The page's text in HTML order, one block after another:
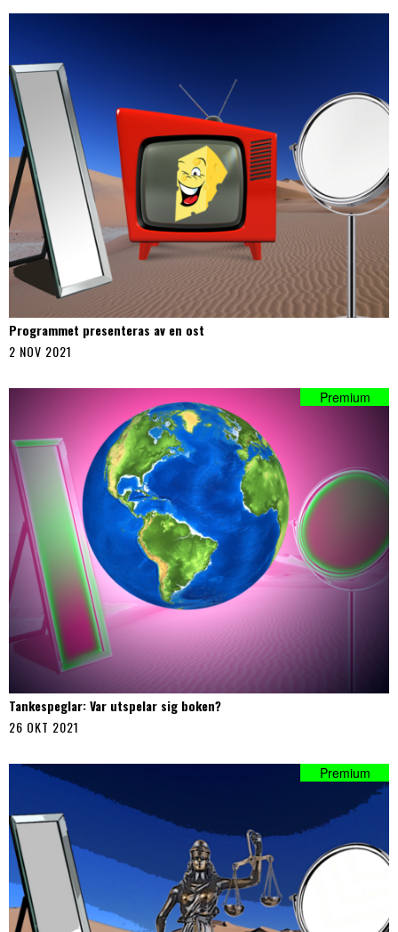
Programmet presenteras av en ost
2 NOV 2021
Tankespeglar: Var utspelar sig boken?
26 OKT 2021